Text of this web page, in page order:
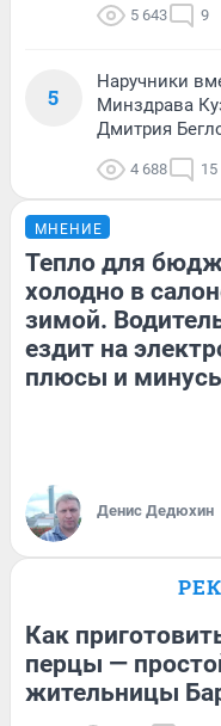
5 643 9
5
Наручники
Минздрава
Дмитрия
4 688 15
МНЕНИЕ
Тепло для
холодно в
зимой.
ездит на
плюсы и
Денис Дедюхин
Как
перцы —
жительницы